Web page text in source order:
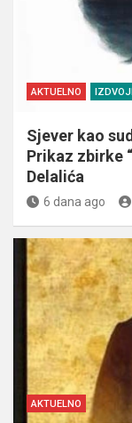
AKTUELNO
Sjever kao
Prikaz zbirke
Delalića
6 dana ago
AKTUELNO